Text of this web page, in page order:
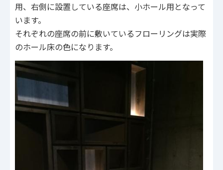
用、右側に設置している座席は、小ホール用となって
います。
それぞれの座席の前に敷いているフローリングは実際
のホール床の色になります。